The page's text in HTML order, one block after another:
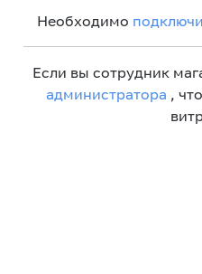
Необходимо
Если вы сотрудник
администратора ,